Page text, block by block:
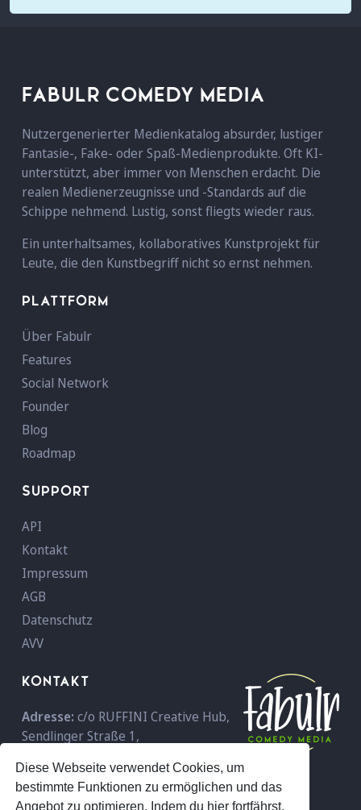
Diese Webseite verwendet Cookies, um
bestimmte Funktionen zu ermöglichen und das
Angebot zu optimieren. Indem du hier fortfährst,
FABULR COMEDY MEDIA
Nutzergenerierter Medienkatalog absurder, lustiger
Fantasie-, Fake- oder Spaß-Medienprodukte. Oft KI-
unterstützt, aber immer von Menschen erdacht. Die
realen Medienerzeugnisse und -Standards auf die
Schippe nehmend. Lustig, sonst fliegts wieder raus.
Ein unterhaltsames, kollaboratives Kunstprojekt für
Leute, die den Kunstbegriff nicht so ernst nehmen.
PLATTFORM
Über Fabulr
Features
Social Network
Founder
Blog
Roadmap
SUPPORT
API
Kontakt
Impressum
AGB
Datenschutz
AVV
KONTAKT
Adresse: c/o RUFFINI Creative Hub,
Sendlinger Straße 1,
Telefon:
+49 089 - 18 96 59 600
E-Mail: info@fabulr.com